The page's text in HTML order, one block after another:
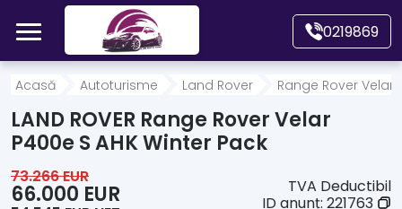
Mergi direct la conținutul principal
0219869
Acasă
Autoturisme
Motociclete
Acasă Autoturisme Land Rover Range Rover Velar
LAND ROVER Range Rover Velar
P400e S AHK Winter Pack
73.266 EUR
66.000 EUR
TVA Deductibil
ID anunț: 221763